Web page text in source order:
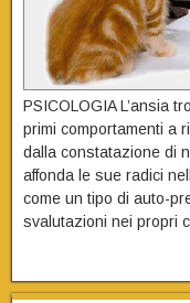
PSICOLOGIA L’ansia
primi comportamenti a
dalla constatazione di
affonda le sue radici
come un tipo di auto-
svalutazioni nei propri